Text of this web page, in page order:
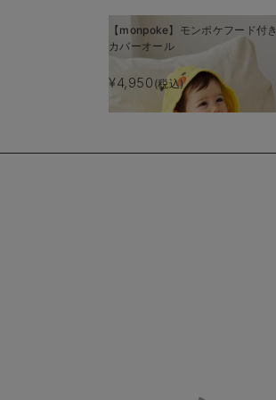
【monpoke】モンポケフード付き
カバーオール
¥4,950 (税込)